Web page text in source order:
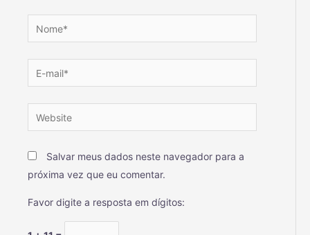
Salvar meus dados neste navegador para a
próxima vez que eu comentar.
Favor digite a resposta em dígitos: